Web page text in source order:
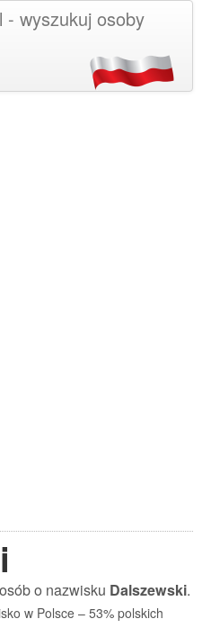
- wyszukuj osoby
osób o nazwisku Dalszewski.
w Polsce – 53% polskich